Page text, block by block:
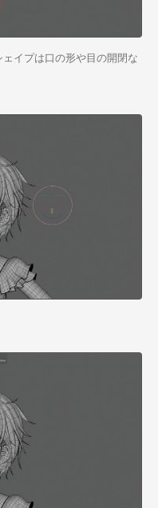
イプは口の形や目の開閉な